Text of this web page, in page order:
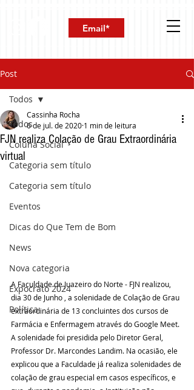
Post
Todos
Coluna Social
Categoria sem título
Categoria sem título
Eventos
Dicas do Que Tem de Bom
News
Nova categoria
Expocrato 2024
Política
Todos
FJN realiza Colação de Grau Extraordinária
virtual
Cassinha Rocha
6 de jul. de 2020 1 min de leitura
A Faculdade de Juazeiro do Norte - FJN realizou,
dia 30 de Junho , a solenidade de Colação de Grau
extraordinária de 13 concluintes dos cursos de
Farmácia e Enfermagem através do Google Meet.
A solenidade foi presidida pelo Diretor Geral,
Professor Dr. Marcondes Landim. Na ocasião, ele
explicou que a Faculdade já realiza solenidades de
colação de grau especial em casos específicos, e